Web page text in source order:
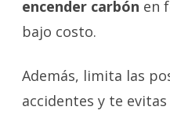
encender carbón en
bajo costo.
Además, limita las
accidentes y te